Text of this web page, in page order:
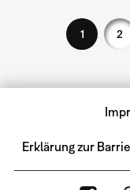
1 2
Erklärung zur